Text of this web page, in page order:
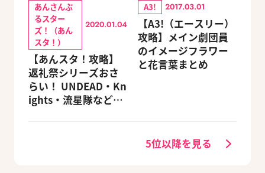
あんさんぶ
るスター
ズ！（あん
スタ！）
2020.01.04
【あんスタ！攻略】
返礼祭シリーズおさ
らい！ UNDEAD・Kn
ights・流星隊など、
A3! 2017.03.01
【A3!（エースリー）
攻略】メイン劇団員
のイメージフラワー
と花言葉まとめ
5位以降を見る